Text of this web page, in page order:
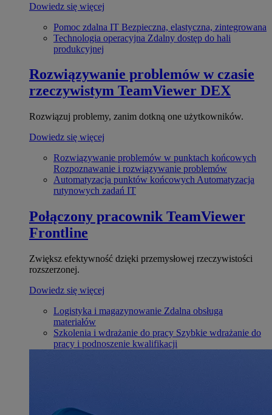
Dowiedz się więcej
Pomoc zdalna IT Bezpieczna, elastyczna, zintegrowana
Technologia operacyjna Zdalny dostęp do hali
produkcyjnej
Rozwiązywanie problemów w czasie
rzeczywistym TeamViewer DEX
Rozwiązuj problemy, zanim dotkną one użytkowników.
Dowiedz się więcej
Rozwiązywanie problemów w punktach końcowych
Rozpoznawanie i rozwiązywanie problemów
Automatyzacja punktów końcowych Automatyzacja
rutynowych zadań IT
Połączony pracownik TeamViewer
Frontline
Zwiększ efektywność dzięki przemysłowej rzeczywistości
rozszerzonej.
Dowiedz się więcej
Logistyka i magazynowanie Zdalna obsługa
materiałów
Szkolenia i wdrażanie do pracy Szybkie wdrażanie do
pracy i podnoszenie kwalifikacji